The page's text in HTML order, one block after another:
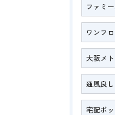
ファミ
ワンフ
大阪メ
通風良し
宅配ボ